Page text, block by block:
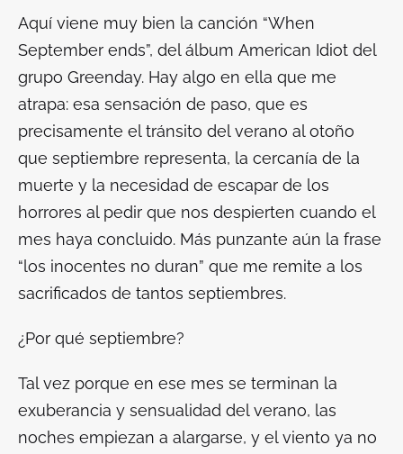
Aquí viene muy bien la canción “When
September ends”, del álbum American Idiot del
grupo Greenday. Hay algo en ella que me
atrapa: esa sensación de paso, que es
precisamente el tránsito del verano al otoño
que septiembre representa, la cercanía de la
muerte y la necesidad de escapar de los
horrores al pedir que nos despierten cuando el
mes haya concluido. Más punzante aún la frase
“los inocentes no duran” que me remite a los
sacrificados de tantos septiembres.
¿Por qué septiembre?
Tal vez porque en ese mes se terminan la
exuberancia y sensualidad del verano, las
noches empiezan a alargarse, y el viento ya no